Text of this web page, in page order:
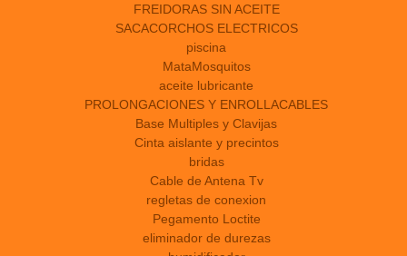
FREIDORAS SIN ACEITE
SACACORCHOS ELECTRICOS
piscina
MataMosquitos
aceite lubricante
PROLONGACIONES Y ENROLLACABLES
Base Multiples y Clavijas
Cinta aislante y precintos
bridas
Cable de Antena Tv
regletas de conexion
Pegamento Loctite
eliminador de durezas